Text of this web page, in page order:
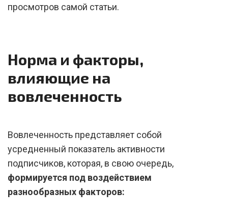
просмотров самой статьи.
Норма и факторы,
влияющие на
вовлеченность
Вовлеченность представляет собой
усредненный показатель активности
подписчиков, которая, в свою очередь,
формируется под воздействием
разнообразных факторов: